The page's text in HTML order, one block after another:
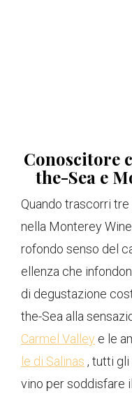
Conoscitore
the-Sea e
Quando trascorri
nella Monterey
rofondo senso del
ellenza che
di degustazione
the-Sea alla
Carmel Valley e le
le di Salinas , tutti gli
vino per soddisfare